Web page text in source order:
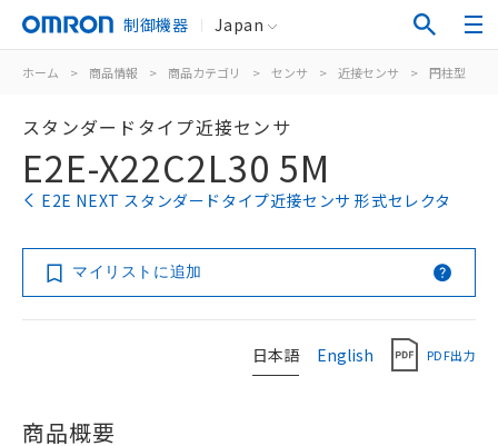
制御機器 Japan
ホーム > 商品情報 > 商品カテゴリ > センサ > 近接センサ > 円柱型
スタンダードタイプ近接センサ
E2E-X22C2L30 5M
E2E NEXT スタンダードタイプ近接センサ 形式セレクタ
マイリストに追加
日本語 English PDF出力
商品概要